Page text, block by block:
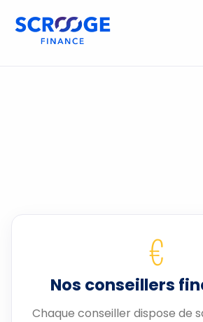
€
Nos conseillers
Chaque conseiller dispose de